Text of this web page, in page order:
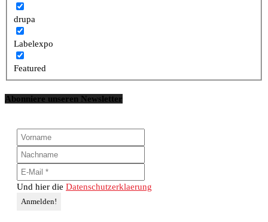
drupa
Labelexpo
Featured
Abonniere unseren Newsletter
Und hier die Datenschutzerklaerung